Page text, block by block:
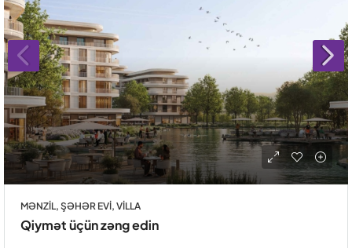
MƏNZIL, ŞƏHƏR EVI, VILLA
Qiymət üçün zəng edin